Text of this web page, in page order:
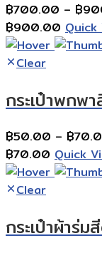
฿700.00 – ฿
฿900.00 Quick
Clear
กระเป๋าพกพ
฿50.00 – ฿
฿70.00 Quick
Clear
กระเป๋าผ้าร่ม